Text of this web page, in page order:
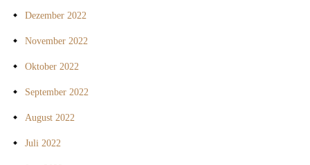
Dezember 2022
November 2022
Oktober 2022
September 2022
August 2022
Juli 2022